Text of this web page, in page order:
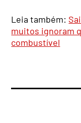
Leia também:
muitos ignoram
combustível